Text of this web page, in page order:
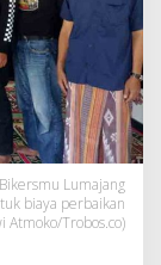
Lumajang
biaya perbaikan
Atmoko/Trobos.co)